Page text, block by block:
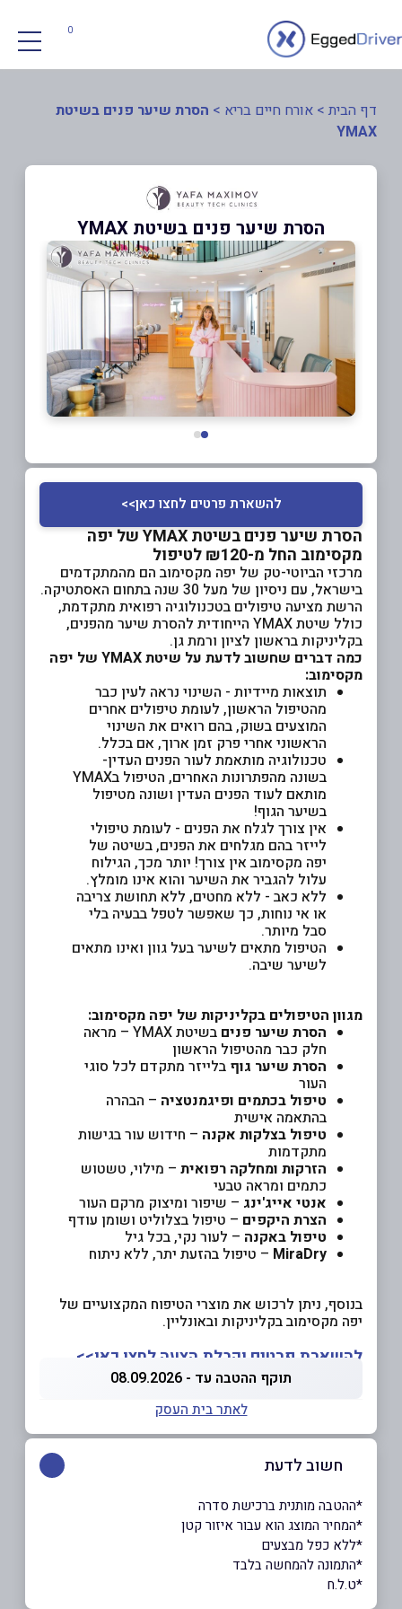
0
דף הבית > אורח חיים בריא > הסרת שיער פנים בשיטת
YMAX
הסרת שיער פנים בשיטת YMAX
להשארת פרטים לחצו כאן>>
הסרת שיער פנים בשיטת YMAX של יפה
מקסימוב החל מ-₪120 לטיפול
מרכזי הביוטי-טק של יפה מקסימוב הם מהמתקדמים
בישראל, עם ניסיון של מעל 30 שנה בתחום האסתטיקה.
הרשת מציעה טיפולים בטכנולוגיה רפואית מתקדמת,
כולל שיטת YMAX הייחודית להסרת שיער מהפנים,
בקליניקות בראשון לציון ורמת גן.
כמה דברים שחשוב לדעת על שיטת של יפה
מקסימוב:
תוצאות מיידיות - השינוי נראה לעין כבר
מהטיפול הראשון, לעומת טיפולים אחרים
המוצעים בשוק, בהם רואים את השינוי
הראשוני אחרי פרק זמן ארוך, אם בכלל.
טכנולוגיה מותאמת לעור הפנים העדין-
בשונה מהפתרונות האחרים, הטיפול בYMAX
מותאם לעוד הפנים העדין ושונה מטיפול
בשיער הגוף!
אין צורך לגלח את הפנים - לעומת טיפולי
לייזר בהם מגלחים את הפנים, בשיטה של
יפה מקסימוב אין צורך! יותר מכך, הגילוח
עלול להגביר את השיער והוא אינו מומלץ.
ללא כאב - ללא מחטים, ללא תחושת צריבה
או אי נוחות, כך שאפשר לטפל בבעיה בלי
סבל מיותר.
הטיפול מתאים לשיער בעל גוון ואינו מתאים
לשיער שיבה.
מגוון הטיפולים בקליניקות של יפה מקסימוב:
הסרת שיער פנים בשיטת YMAX – מראה
חלק כבר מהטיפול הראשון
הסרת שיער גוף בלייזר מתקדם לכל סוגי
העור
טיפול בכתמים ופיגמנטציה – הבהרה
בהתאמה אישית
טיפול בצלקות אקנה – חידוש עור בגישות
מתקדמות
הזרקות ומחלקה רפואית – מילוי, טשטוש
כתמים ומראה טבעי
אנטי אייג'ינג – שיפור ומיצוק מרקם העור
הצרת היקפים – טיפול בצלוליט ושומן עודף
טיפול באקנה – לעור נקי, בכל גיל
MiraDry – טיפול בהזעת יתר, ללא ניתוח
בנוסף, ניתן לרכוש את מוצרי הטיפוח המקצועיים של
יפה מקסימוב בקליניקות ובאונליין.
להשארת פרטים וקבלת הצעה לחצו כאן>>
תוקף ההטבה עד - 08.09.2026
לאתר בית העסק
חשוב לדעת
*ההטבה מותנית ברכישת סדרה
*המחיר המוצג הוא עבור איזור קטן
*ללא כפל מבצעים
*התמונה להמחשה בלבד
*ט.ל.ח